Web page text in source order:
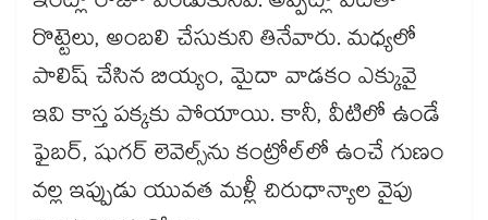
రొట్టెలు, అంబలి చేసుకుని తినేవారు. మధ్యలో
పాలిష్ చేసిన బియ్యం, మైదా వాడకం ఎక్కువై
ఇవి కాస్త పక్కకు పోయాయి. కానీ, వీటిలో ఉండే
ఫైబర్, షుగర్ లెవెల్స్‌ను కంట్రోల్‌లో ఉంచే గుణం
వల్ల ఇప్పుడు యువత మళ్లీ చిరుధాన్యాల వైపు